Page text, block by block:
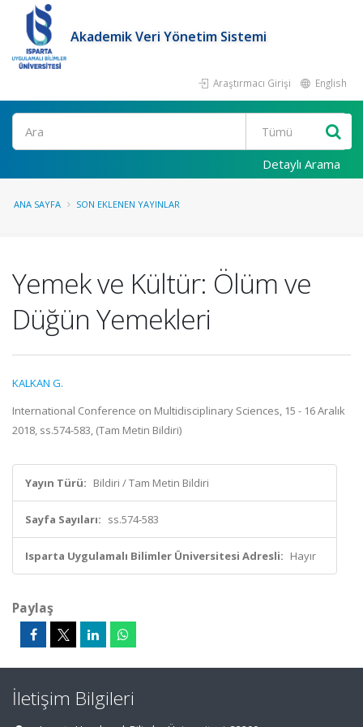
Akademik Veri Yönetim Sistemi
Araştırmacı Girişi English
Ara
Detaylı Arama
ANA SAYFA SON EKLENEN YAYINLAR
Yemek ve Kültür: Ölüm ve
Düğün Yemekleri
KALKAN G.
International Conference on Multidisciplinary Sciences, 15 - 16 Aralık
2018, ss.574-583, (Tam Metin Bildiri)
Yayın Türü: Bildiri / Tam Metin Bildiri
Sayfa Sayıları: ss.574-583
Isparta Uygulamalı Bilimler Üniversitesi Adresli: Hayır
Paylaş
İletişim Bilgileri